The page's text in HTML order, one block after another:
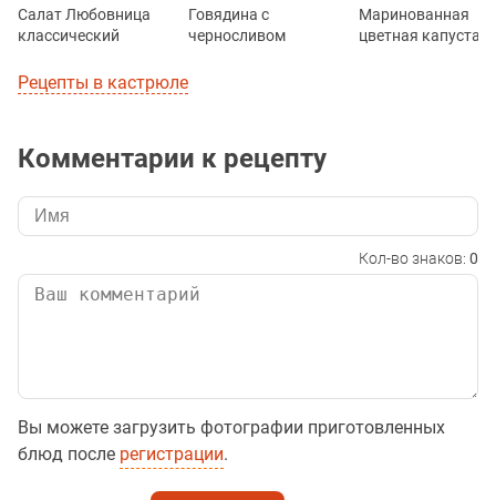
Салат Любовница
классический
Говядина с
черносливом
Маринованная
цветная капуста
Рецепты в кастрюле
Комментарии к рецепту
Кол-во знаков: 0
Вы можете загрузить фотографии приготовленных
блюд после регистрации.